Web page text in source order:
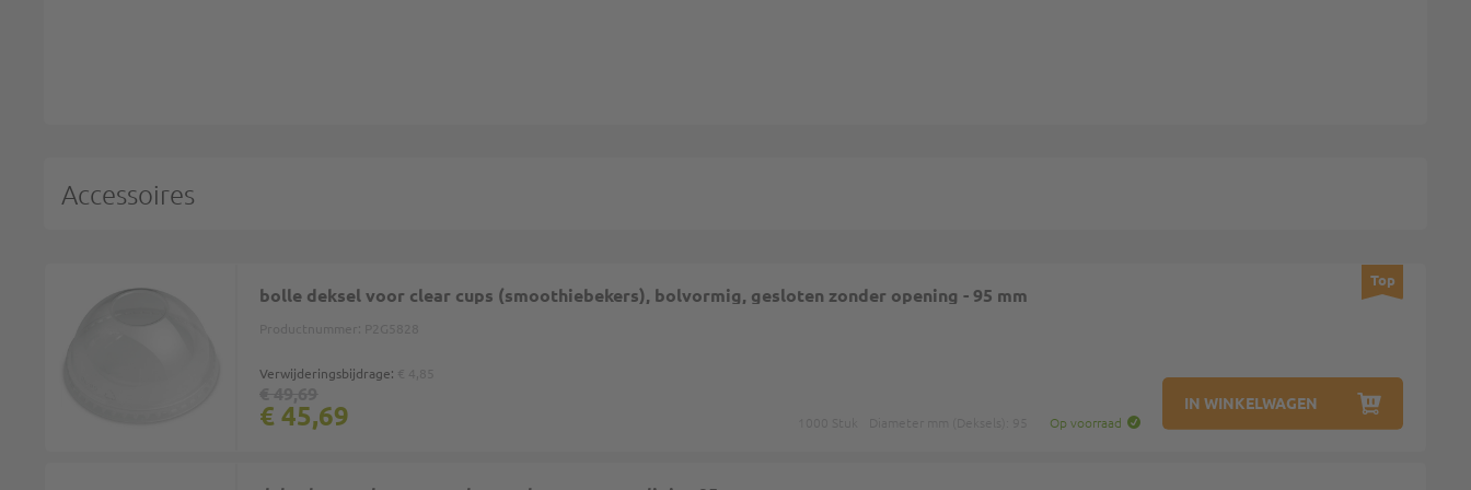
Accessoires
Top
bolle deksel voor clear cups (smoothiebekers), bolvormig, gesloten zonder opening - 95 mm
Verwijderingsbijdrage:
Op voorraad
IN WINKELWAGEN
€ 45,69
€ 49,69